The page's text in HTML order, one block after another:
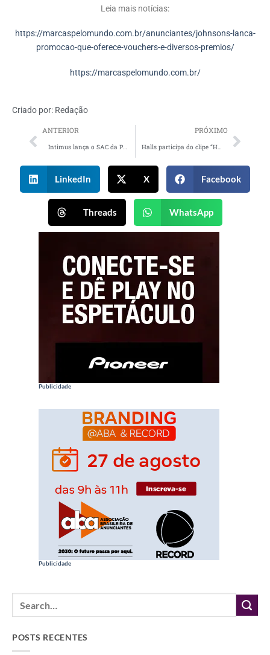
Leia mais notícias:
https://marcaspelomundo.com.br/anunciantes/johnsons-lanca-
promocao-que-oferece-vouchers-e-diversos-premios/
https://marcaspelomundo.com.br/
Criado por: Redação
ANTERIOR PRÓXIMO
Halls participa do clipe “HALLS PRETO”, novo hit de Lucas Lucco
LinkedIn X Facebook
Threads WhatsApp
Publicidade
Publicidade
POSTS RECENTES